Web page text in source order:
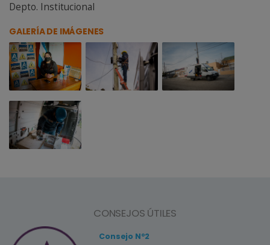
Depto. Institucional
GALERÍA DE IMÁGENES
CONSEJOS ÚTILES
Consejo Nº2